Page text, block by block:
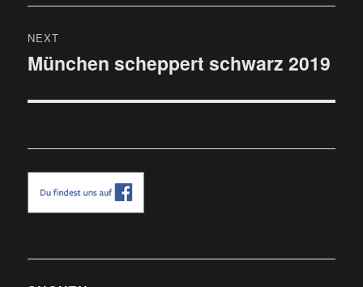
NEXT
Next
München scheppert schwarz 2019